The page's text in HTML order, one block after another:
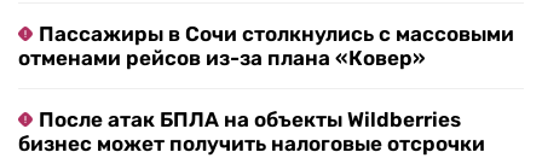
Пассажиры в Сочи столкнулись с массовыми
отменами рейсов из-за плана «Ковер»
После атак БПЛА на объекты Wildberries
бизнес может получить налоговые отсрочки